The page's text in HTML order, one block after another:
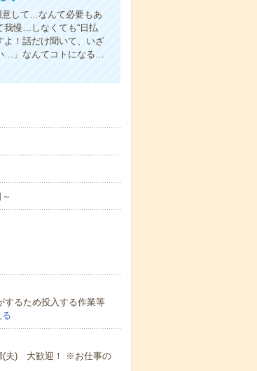
意して…なんて必要もあ
我慢…しなくても“日払
よ！話だけ聞いて、いざ
…」なんてコトになる…
するため投入する作業等
(夫) 大歓迎！ ※お仕事の